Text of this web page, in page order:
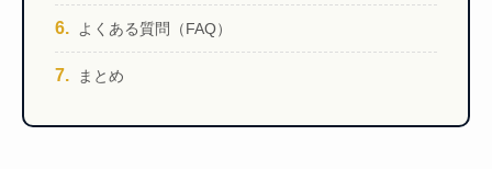
よくある質問（FAQ）
まとめ